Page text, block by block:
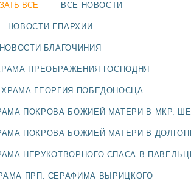
ПОСАДСКОЙ
ВСЕ ВСЕ НОВОСТИ
НОВОСТИ ЕПАРХИИ
НОВОСТИ БЛАГОЧИНИЯ
ПРЕОБРАЖЕНИЯ ГОСПОДНЯ
ГЕОРГИЯ ПОБЕДОНОСЦА
ПОКРОВА БОЖИЕЙ МАТЕРИ В МКР.
ПОКРОВА БОЖИЕЙ МАТЕРИ В
НЕРУКОТВОРНОГО СПАСА В
ПРП. СЕРАФИМА ВЫРИЦКОГО